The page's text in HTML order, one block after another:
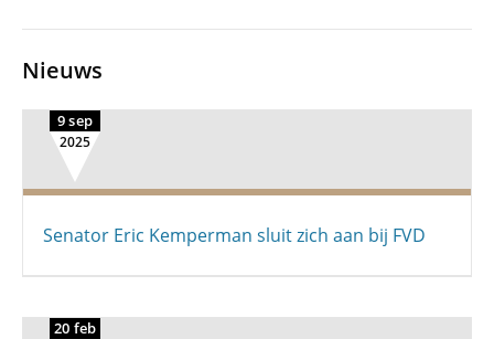
Nieuws
9 sep
2025
Senator Eric Kemperman sluit zich aan bij FVD
20 feb